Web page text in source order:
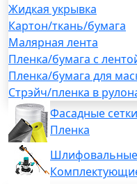
Жидкая укрывка
Картон/ткань/бумага
Малярная лента
Пленка/бумага с
Пленка/бумага для
Стрэйч/пленка в
Фасадные
Пленка